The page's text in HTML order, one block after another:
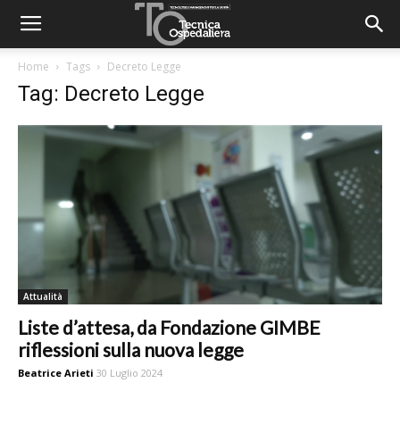
Home Tags Decreto Legge
Tag: Decreto Legge
Attualità
Liste d’attesa, da Fondazione GIMBE
riflessioni sulla nuova legge
Beatrice Arieti 30 Luglio 2024